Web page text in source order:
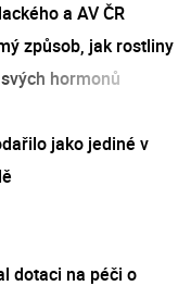
a AV ČR
způsob, jak rostliny
hormonů
jako jediné v
dotaci na péči o